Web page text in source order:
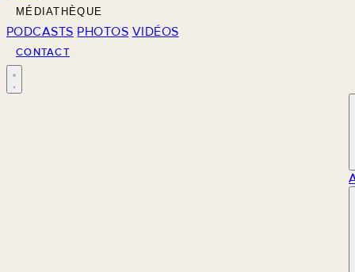
MÉDIATHÈQUE
PODCASTS PHOTOS VIDÉOS
CONTACT